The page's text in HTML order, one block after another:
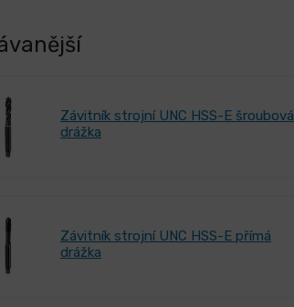
Závitník strojní UNC HSS-E šroubová
drážka
Závitník strojní UNC HSS-E přímá
drážka